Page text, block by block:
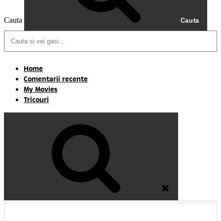
Cauta Cauta
Home
Comentarii recente
My Movies
Tricouri